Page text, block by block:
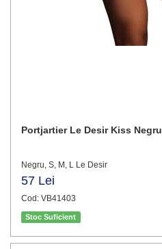
Portjartier Le Desir Kiss Negru
Negru, S, M, L Le Desir
57 Lei
Cod: VB41403
Stoc Suficient